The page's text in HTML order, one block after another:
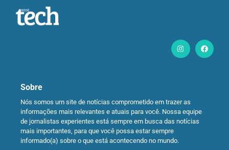
Sobre
Nós somos um site de notícias comprometido em trazer as
informações mais relevantes e atuais para você. Nossa equipe
de jornalistas experientes está sempre em busca das notícias
mais importantes, para que você possa estar sempre
informado(a) sobre o que está acontecendo no mundo.